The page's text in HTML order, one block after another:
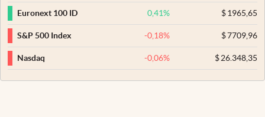
Euronext 100 ID 0,41% $1965,65
S&P 500 Index -0,18% $7709,96
Nasdaq -0,06% $26.348,35